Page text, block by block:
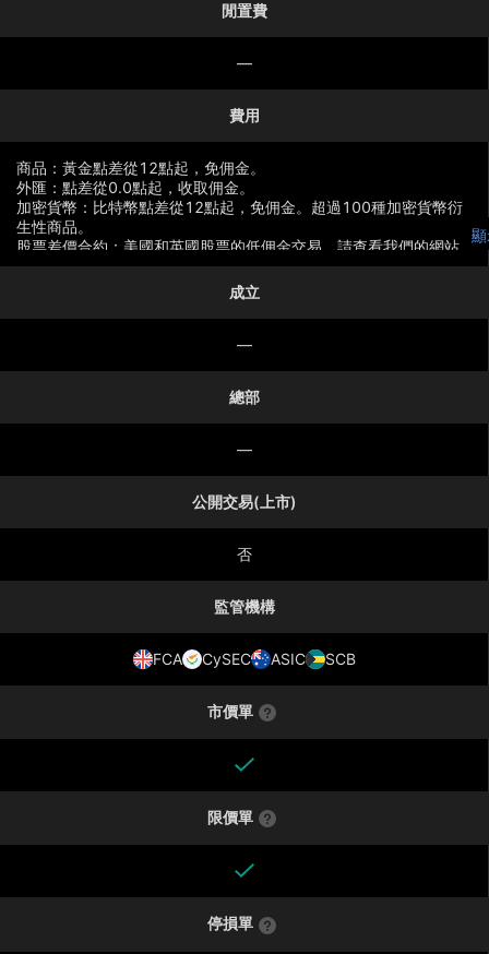
閒置費
—
費用
商品：黃金點差從12點起，免佣金。
外匯：點差從0.0點起，收取佣金。
加密貨幣：比特幣點差從12點起，免佣金。超過100種加密貨幣衍
生性商品。
股票差價合約：美國和英國股票的低佣金交易，請查看我們的網站
以了解資訊。
成立
—
總部
—
公開交易(上市)
否
監管機構
FCA CySEC ASIC SCB
市價單
限價單
停損單